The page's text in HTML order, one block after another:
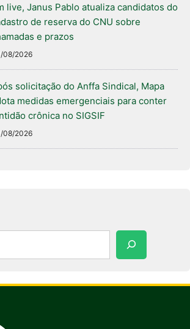
live, Janus Pablo atualiza candidatos do
de reserva do CNU sobre
e prazos
08/2026
solicitação do Anffa Sindical, Mapa
medidas emergenciais para conter
crônica no SIGSIF
08/2026